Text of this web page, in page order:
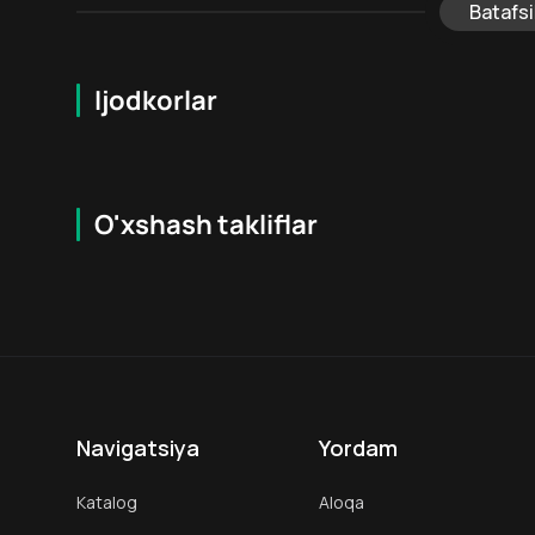
Ijodkorlar
O'xshash takliflar
Navigatsiya
Katalog
Yordam
Aloqa